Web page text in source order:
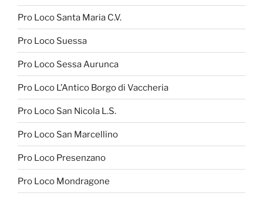
Pro Loco Santa Maria C.V.
Pro Loco Suessa
Pro Loco Sessa Aurunca
Pro Loco L’Antico Borgo di Vaccheria
Pro Loco San Nicola L.S.
Pro Loco San Marcellino
Pro Loco Presenzano
Pro Loco Mondragone